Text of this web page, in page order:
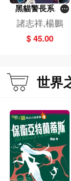
黑貓警長系列
（第2季）(1)──
玩具總動員
諸志祥,楊鵬
$ 45.00
世界